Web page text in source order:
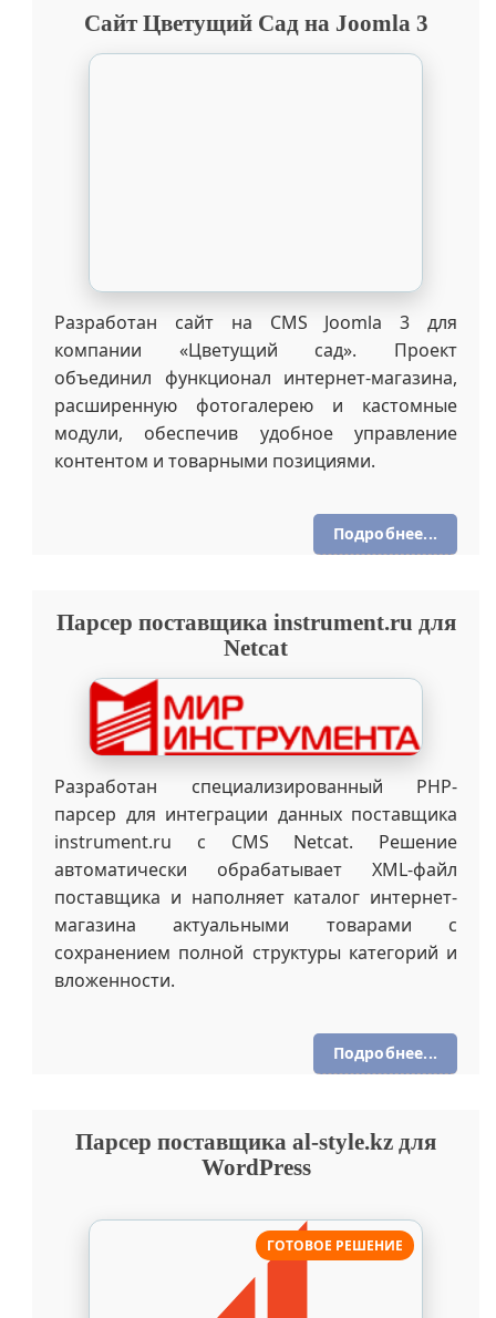
Joomshoping и конструктора контента K2.
Проект включает разработку нескольких
кастомных компонентов, глубокую доработку
стандартного функционала магазина и
создание уникального AJAX-фильтра товаров
с динамической сортировкой по
характеристикам, атрибутам, цене и
Подробнее...
Конфигуратор окон — на PHP
Создан эффективный инструмент для онлайн-
подбора и расчёта стоимости пластиковых
окон. Расчёт реализован посредством AJAX-
технологий, обеспечивающих мгновенное
обновление цены при изменении любых
характеристик изделия: выбора формы,
стеклопакета, количества камер, вида
фурнитуры и других параметров.
Подробнее...
Сайт Цветущий Сад на Joomla 3